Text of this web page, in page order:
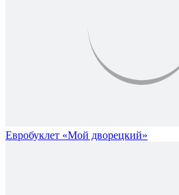
Евробуклет «Мой дворецкий»